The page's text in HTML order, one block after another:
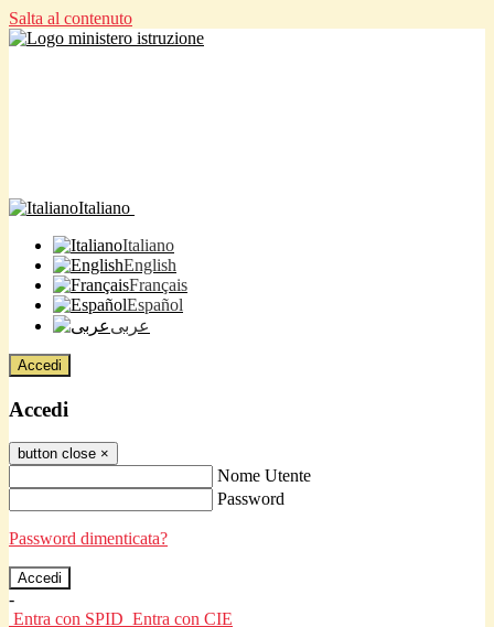
Salta al contenuto
Italiano
Italiano
English
Français
Español
عربى
Accedi
Accedi
button close ×
Nome Utente
Password
Password dimenticata?
-
Entra con SPID Entra con CIE